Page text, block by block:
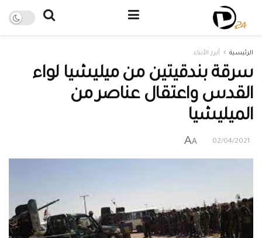
الرئيسية أبرز الأنباء
سرقة بندقيتين من ميليشيا لواء
القدس واعتقال عناصر من
الميليشيا
02/04/2021
A
A